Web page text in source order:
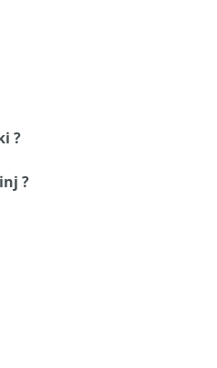
?
?